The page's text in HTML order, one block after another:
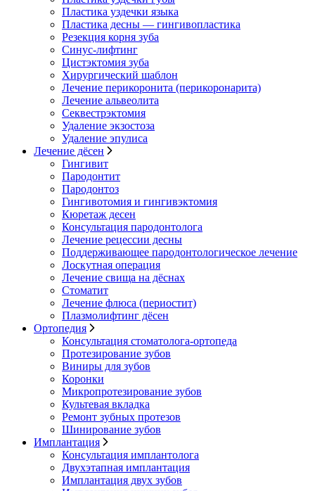
Пластика уздечки языка
Пластика десны — гингивопластика
Резекция корня зуба
Синус-лифтинг
Цистэктомия зуба
Хирургический шаблон
Лечение перикоронита (перикоронарита)
Лечение альвеолита
Секвестрэктомия
Удаление экзостоза
Удаление эпулиса
Лечение дёсен
Гингивит
Пародонтит
Пародонтоз
Гингивотомия и гингивэктомия
Кюретаж десен
Консультация пародонтолога
Лечение рецессии десны
Поддерживающее пародонтологическое лечение
Лоскутная операция
Лечение свища на дёснах
Стоматит
Лечение флюса (периостит)
Плазмолифтинг дёсен
Ортопедия
Консультация стоматолога-ортопеда
Протезирование зубов
Виниры для зубов
Коронки
Микропротезирование зубов
Культевая вкладка
Ремонт зубных протезов
Шинирование зубов
Имплантация
Консультация имплантолога
Двухэтапная имплантация
Имплантация двух зубов